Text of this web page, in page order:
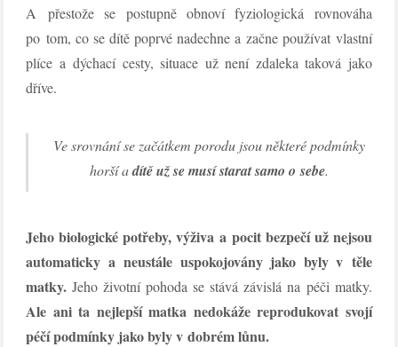
A přestože se postupně obnoví fyziologická rovnováha
po tom, co se dítě poprvé nadechne a začne používat vlastní
plíce a dýchací cesty, situace už není zdaleka taková jako
dříve.
Ve srovnání se začátkem porodu jsou některé podmínky
horší adítě už se musí starat samo o sebe.
Jeho biologické potřeby, výživa a pocit bezpečí už nejsou
automaticky a neustále uspokojovány jako byly v těle
matky. Jeho životní pohoda se stává závislá na péči matky.
Ale ani ta nejlepší matka nedokáže reprodukovat svojí
péčí podmínky jako byly v dobrém lůnu.